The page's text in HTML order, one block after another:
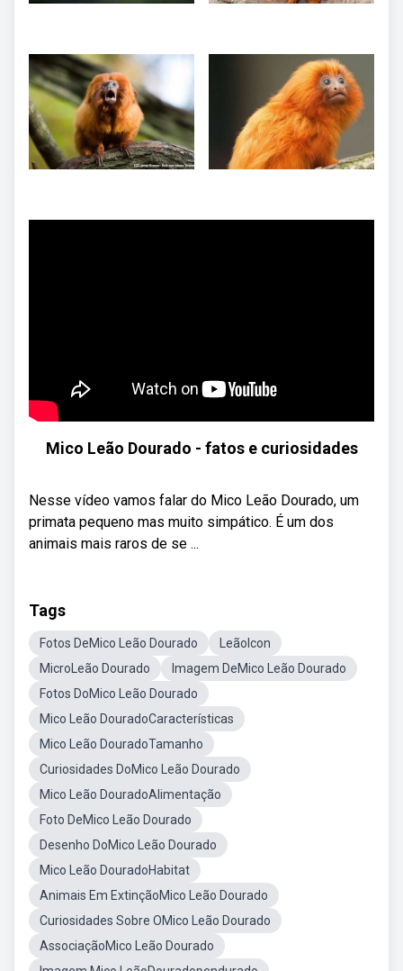
Mico Leão Dourado - fatos e curiosidades
Nesse vídeo vamos falar do Mico Leão Dourado, um
primata pequeno mas muito simpático. É um dos
animais mais raros de se ...
Tags
Fotos DeMico Leão Dourado
LeãoIcon
MicroLeão Dourado
Imagem DeMico Leão Dourado
Fotos DoMico Leão Dourado
Mico Leão DouradoCaracterísticas
Mico Leão DouradoTamanho
Curiosidades DoMico Leão Dourado
Mico Leão DouradoAlimentação
Foto DeMico Leão Dourado
Desenho DoMico Leão Dourado
Mico Leão DouradoHabitat
Animais Em ExtinçãoMico Leão Dourado
Curiosidades Sobre OMico Leão Dourado
AssociaçãoMico Leão Dourado